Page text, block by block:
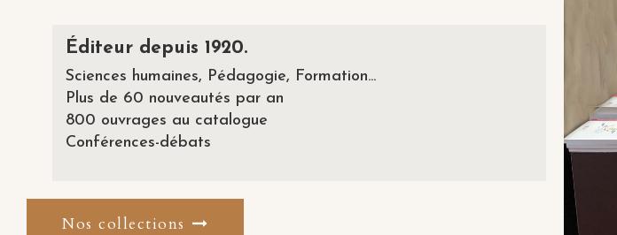
Éditeur depuis 1920.
Sciences humaines, Pédagogie, Formation...
Plus de 60 nouveautés par an
800 ouvrages au catalogue
Conférences-débats
Nos collections